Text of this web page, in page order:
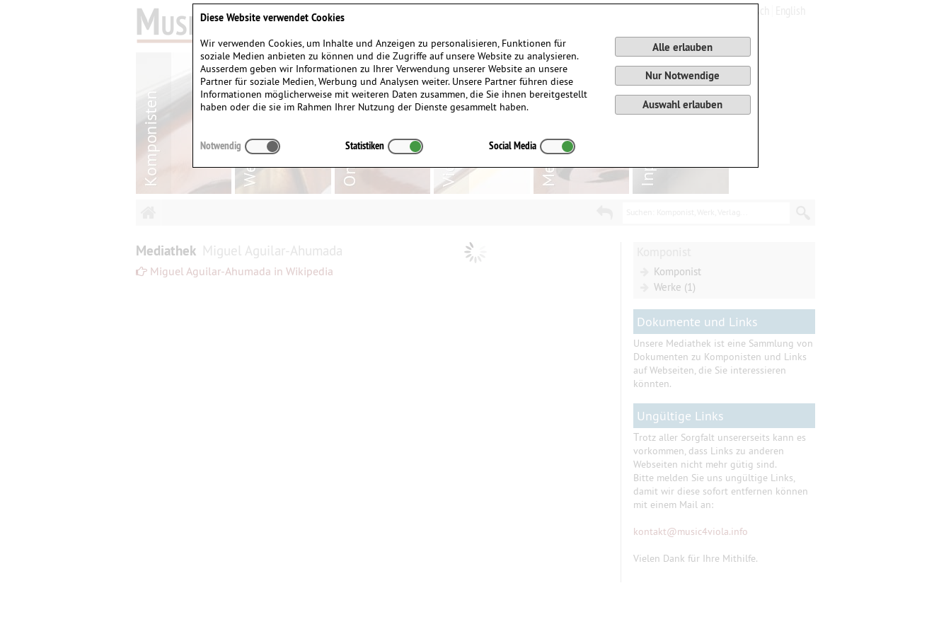
Mediathek Miguel Aguilar-Ahumada
Miguel Aguilar-Ahumada in Wikipedia
Komponist
Werke (1)
Dokumente und Links
Unsere Mediathek ist eine Sammlung von
Dokumenten zu Komponisten und Links
auf Webseiten, die Sie interessieren
könnten.
Ungültige Links
Trotz aller Sorgfalt unsererseits kann es
vorkommen, dass Links zu anderen
Webseiten nicht mehr gütig sind.
Bitte melden Sie uns ungültige Links,
damit wir diese sofort entfernen können
mit einem Mail an:
kontakt@music4viola.info
Vielen Dank für Ihre Mithilfe.
Diese Website verwendet Cookies
Wir verwenden Cookies, um Inhalte und Anzeigen zu personalisieren, Funktionen für
soziale Medien anbieten zu können und die Zugriffe auf unsere Website zu analysieren.
Ausserdem geben wir Informationen zu Ihrer Verwendung unserer Website an unsere
Partner für soziale Medien, Werbung und Analysen weiter. Unsere Partner führen diese
Informationen möglicherweise mit weiteren Daten zusammen, die Sie ihnen bereitgestellt
haben oder die sie im Rahmen Ihrer Nutzung der Dienste gesammelt haben.
Alle erlauben
Nur Notwendige
Auswahl erlauben
Notwendig Statistiken Social Media